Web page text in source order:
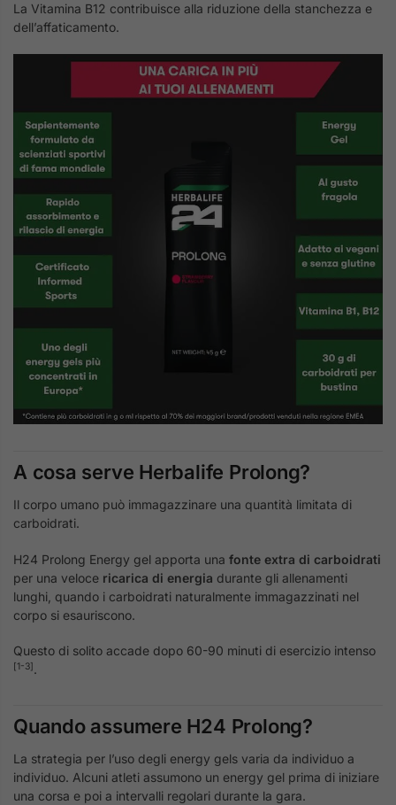
La Vitamina B12 contribuisce alla riduzione della stanchezza e
dell’affaticamento.
A cosa serve Herbalife Prolong?
Il corpo umano può immagazzinare una quantità limitata di
carboidrati.
H24 Prolong Energy gel apporta una fonte extra di carboidrati
per una veloce ricarica di energia durante gli allenamenti
lunghi, quando i carboidrati naturalmente immagazzinati nel
corpo si esauriscono.
Questo di solito accade dopo 60-90 minuti di esercizio intenso
[1-3].
Quando assumere H24 Prolong?
La strategia per l’uso degli energy gels varia da individuo a
individuo. Alcuni atleti assumono un energy gel prima di iniziare
una corsa e poi a intervalli regolari durante la gara.